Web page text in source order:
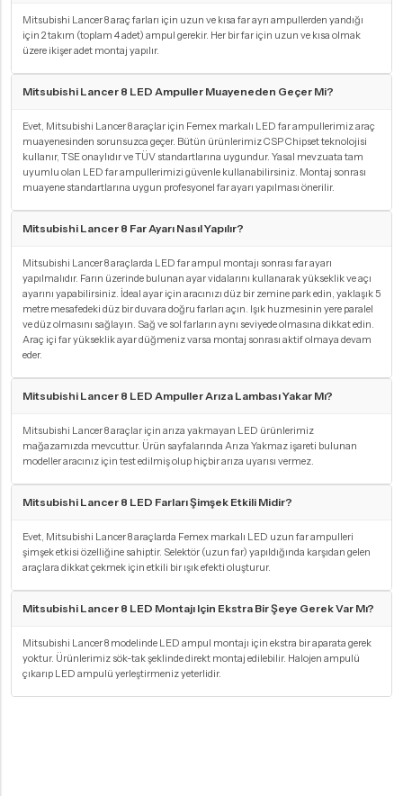
Mitsubishi Lancer 8 araç farları için uzun ve kısa far ayrı ampullerden yandığı
için 2 takım (toplam 4 adet) ampul gerekir. Her bir far için uzun ve kısa olmak
üzere ikişer adet montaj yapılır.
Mitsubishi Lancer 8 LED Ampuller Muayeneden Geçer Mi?
Evet, Mitsubishi Lancer 8 araçlar için Femex markalı LED far ampullerimiz araç
muayenesinden sorunsuzca geçer. Bütün ürünlerimiz CSP Chipset teknolojisi
kullanır, TSE onaylıdır ve TÜV standartlarına uygundur. Yasal mevzuata tam
uyumlu olan LED far ampullerimizi güvenle kullanabilirsiniz. Montaj sonrası
muayene standartlarına uygun profesyonel far ayarı yapılması önerilir.
Mitsubishi Lancer 8 Far Ayarı Nasıl Yapılır?
Mitsubishi Lancer 8 araçlarda LED far ampul montajı sonrası far ayarı
yapılmalıdır. Farın üzerinde bulunan ayar vidalarını kullanarak yükseklik ve açı
ayarını yapabilirsiniz. İdeal ayar için aracınızı düz bir zemine park edin, yaklaşık 5
metre mesafedeki düz bir duvara doğru farları açın. Işık huzmesinin yere paralel
ve düz olmasını sağlayın. Sağ ve sol farların aynı seviyede olmasına dikkat edin.
Araç içi far yükseklik ayar düğmeniz varsa montaj sonrası aktif olmaya devam
eder.
Mitsubishi Lancer 8 LED Ampuller Arıza Lambası Yakar Mı?
Mitsubishi Lancer 8 araçlar için arıza yakmayan LED ürünlerimiz
mağazamızda mevcuttur. Ürün sayfalarında Arıza Yakmaz işareti bulunan
modeller aracınız için test edilmiş olup hiçbir arıza uyarısı vermez.
Mitsubishi Lancer 8 LED Farları Şimşek Etkili Midir?
Evet, Mitsubishi Lancer 8 araçlarda Femex markalı LED uzun far ampulleri
şimşek etkisi özelliğine sahiptir. Selektör (uzun far) yapıldığında karşıdan gelen
araçlara dikkat çekmek için etkili bir ışık efekti oluşturur.
Mitsubishi Lancer 8 LED Montajı Için Ekstra Bir Şeye Gerek Var Mı?
Mitsubishi Lancer 8 modelinde LED ampul montajı için ekstra bir aparata gerek
yoktur. Ürünlerimiz sök-tak şeklinde direkt montaj edilebilir. Halojen ampulü
çıkarıp LED ampulü yerleştirmeniz yeterlidir.